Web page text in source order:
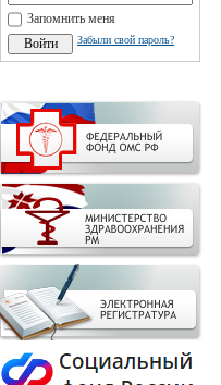
Запомнить меня
Забыли свой пароль?